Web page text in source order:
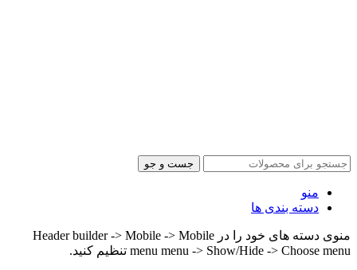
جست و جو
منو
دسته بندی ها
منوی دسته های خود را در Header builder -> Mobile -> Mobile
menu menu -> Show/Hide -> Choose menu تنظیم کنید.